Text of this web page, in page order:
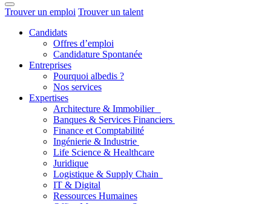
Trouver un emploi Trouver un talent
Candidats
Offres d’emploi
Candidature Spontanée
Entreprises
Pourquoi albedis ?
Nos services
Expertises
Architecture & Immobilier
Banques & Services Financiers
Finance et Comptabilité
Ingénierie & Industrie
Life Science & Healthcare
Juridique
Logistique & Supply Chain
IT & Digital
Ressources Humaines